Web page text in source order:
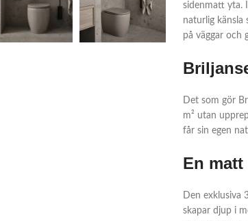
sidenmatt yta.
naturlig känsla
på väggar och
Det som gör
m² utan
får sin egen
En
Den exklusiva
skapar djup i